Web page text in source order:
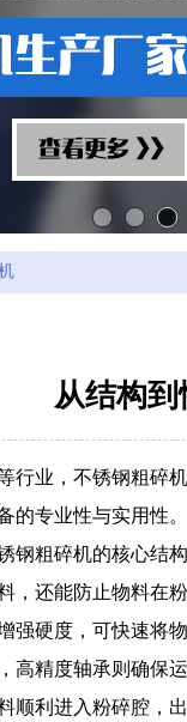
从结构
行业，不锈钢粗碎
的专业性与实用性。
钢粗碎机的核心结
，还能防止物料在
强硬度，可快速将
高精度轴承则确保
顺利进入粉碎腔，